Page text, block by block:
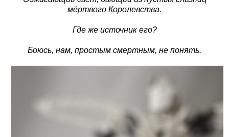
мёртвого Королевства.
Где же источник его?
Боюсь, нам, простым смертным, не понять.